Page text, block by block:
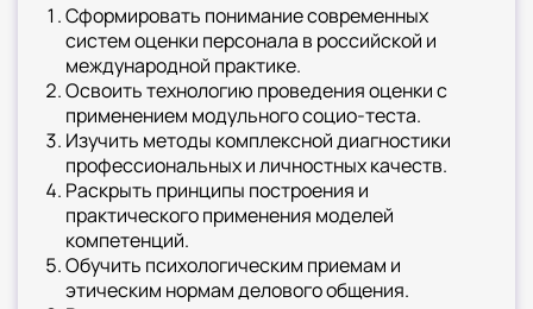
Сформировать понимание современных
систем оценки персонала в российской и
международной практике.
Освоить технологию проведения оценки с
применением модульного социо-теста.
Изучить методы комплексной диагностики
профессиональных и личностных качеств.
Раскрыть принципы построения и
практического применения моделей
компетенций.
Обучить психологическим приемам и
этическим нормам делового общения.